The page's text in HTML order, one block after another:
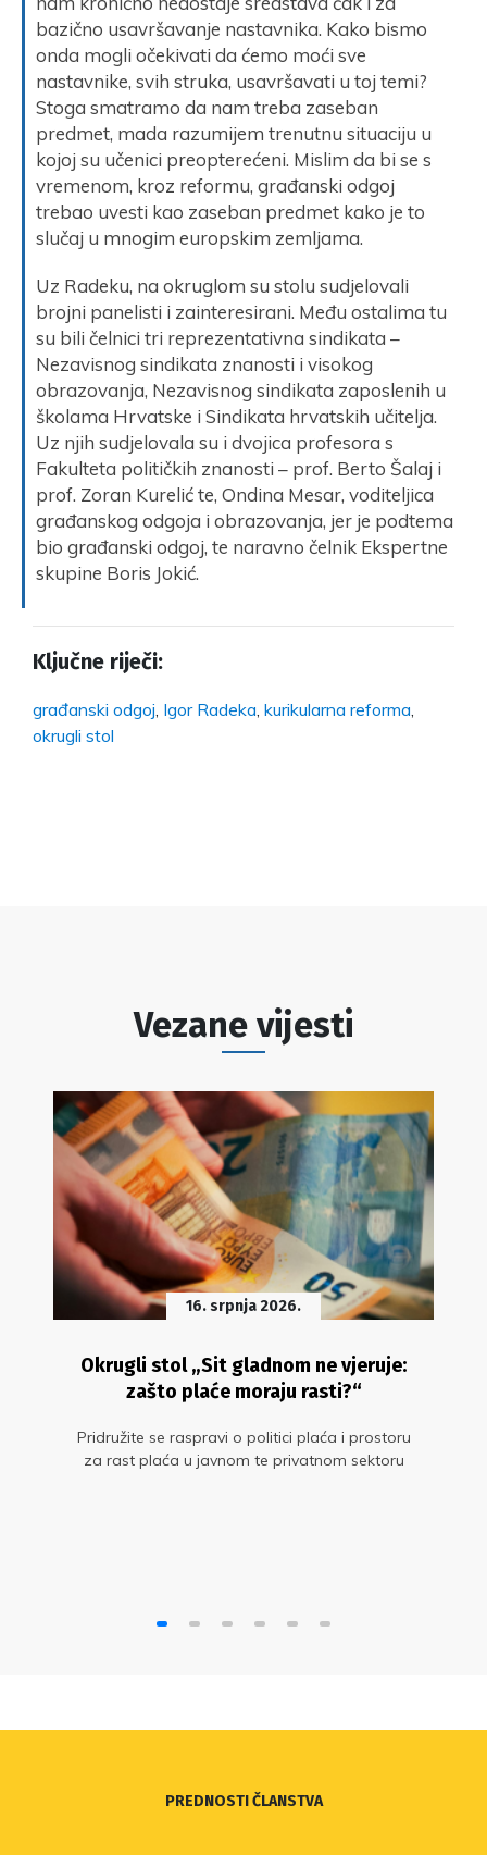
bazično usavršavanje nastavnika. Kako bismo
onda mogli očekivati da ćemo moći sve
nastavnike, svih struka, usavršavati u toj temi?
Stoga smatramo da nam treba zaseban
predmet, mada razumijem trenutnu situaciju u
kojoj su učenici preopterećeni. Mislim da bi se s
vremenom, kroz reformu, građanski odgoj
trebao uvesti kao zaseban predmet kako je to
slučaj u mnogim europskim zemljama.
Uz Radeku, na okruglom su stolu sudjelovali
brojni panelisti i zainteresirani. Među ostalima tu
su bili čelnici tri reprezentativna sindikata –
Nezavisnog sindikata znanosti i visokog
obrazovanja, Nezavisnog sindikata zaposlenih u
školama Hrvatske i Sindikata hrvatskih učitelja.
Uz njih sudjelovala su i dvojica profesora s
Fakulteta političkih znanosti – prof. Berto Šalaj i
prof. Zoran Kurelić te, Ondina Mesar, voditeljica
građanskog odgoja i obrazovanja, jer je podtema
bio građanski odgoj, te naravno čelnik Ekspertne
skupine Boris Jokić.
Ključne riječi:
građanski odgoj Igor Radeka kurikularna reforma
okrugli stol
Vezane vijesti
16. srpnja 2026.
Okrugli stol „Sit gladnom ne vjeruje:
zašto plaće moraju rasti?“
Pridružite se raspravi o politici plaća i prostoru
za rast plaća u javnom te privatnom sektoru
PREDNOSTI ČLANSTVA